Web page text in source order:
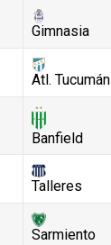
Gimnasia
Atl. Tucumán
Banfield
Talleres
Sarmiento